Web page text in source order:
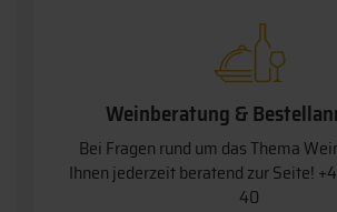
Weinberatung &
Bei Fragen rund um das Thema
Ihnen jederzeit beratend zur Seite!
40